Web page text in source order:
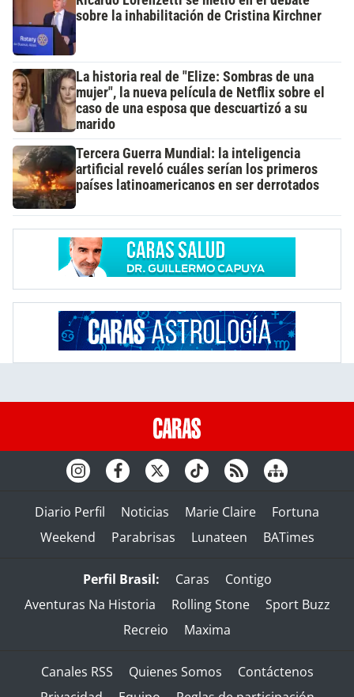
sobre la inhabilitación de Cristina Kirchner
La historia real de "Elize: Sombras de una
mujer", la nueva película de Netflix sobre el
caso de una esposa que descuartizó a su
marido
Tercera Guerra Mundial: la inteligencia
artificial reveló cuáles serían los primeros
países latinoamericanos en ser derrotados
Diario Perfil Noticias Marie Claire
Fortuna
Weekend
Parabrisas Lunateen BATimes
Perfil Brasil: Caras
Contigo
Aventuras Na Historia
Rolling Stone
Sport Buzz
Recreio
Maxima
Canales RSS Quienes Somos
Contáctenos